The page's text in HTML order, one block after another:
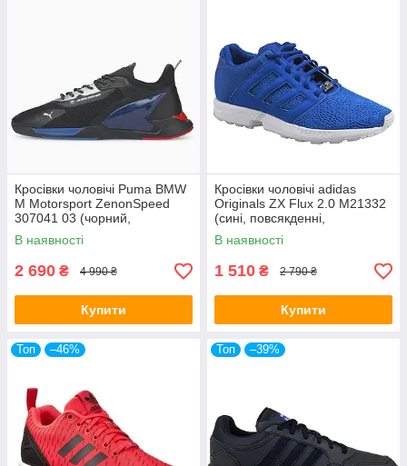
Кросівки чоловічі Puma BMW
M Motorsport ZenonSpeed
307041 03 (чорний,
щоденний, текстильний,
бренд пума)
В наявності
2 690 ₴ 4 990 ₴
Купити
Кросівки чоловічі adidas
Originals ZX Flux 2.0 M21332
(сині, повсякденні,
текстильний верх, бренд
адідас)
В наявності
1 510 ₴ 2 790 ₴
Купити
Топ –46% Топ –39%